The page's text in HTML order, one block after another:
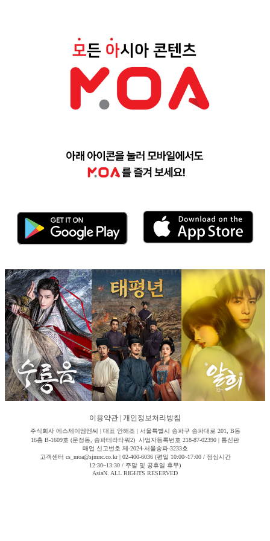
이용약관 개인정보처리방침
주식회사 에스제이엠엔씨 | 대표 안해조 | 서울특별시 송파구 송파대로 201, B동
16층 B-1609호 (문정동, 송파테라타워2) 사업자등록번호 218-87-02390 | 통신판
매업 신고번호 제-2024-서울송파-3233호
고객센터 cs_moa@sjmnc.co.kr | 02-400-6036 (평일 10:00~17:00 / 점심시간
12:30~13:30 / 주말 및 공휴일 휴무)
AsiaN. ALL RIGHTS RESERVED